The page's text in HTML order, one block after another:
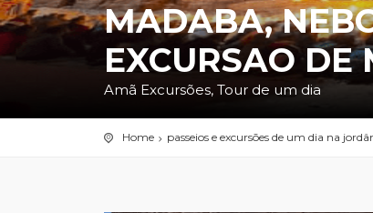
MADABA,
EXCURSAO
Amã Excursões, Tour de um dia
Home passeios e excursões de um dia na